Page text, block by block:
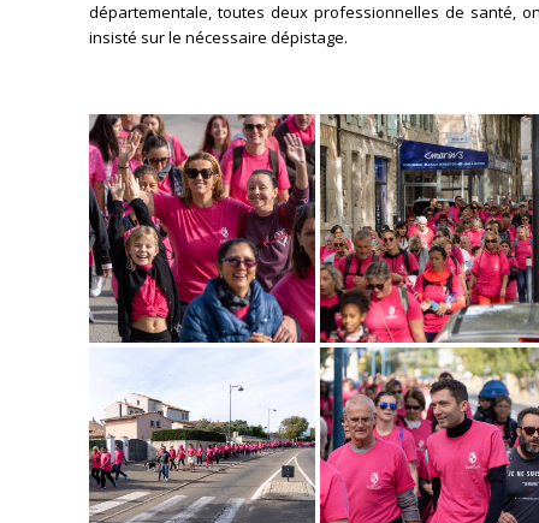
départementale, toutes deux professionnelles de santé,
insisté sur le nécessaire dépistage.